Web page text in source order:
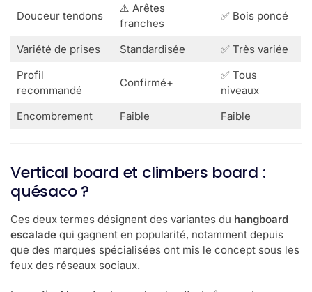
Douceur tendons
⚠️ Arêtes
franches
✅ Bois poncé
Variété de prises Standardisée
✅ Très variée
Profil
recommandé
Confirmé+
✅ Tous
niveaux
Encombrement
Faible Faible
Vertical board et climbers board :
quésaco ?
Ces deux termes désignent des variantes du hangboard
escalade qui gagnent en popularité, notamment depuis
que des marques spécialisées ont mis le concept sous les
feux des réseaux sociaux.